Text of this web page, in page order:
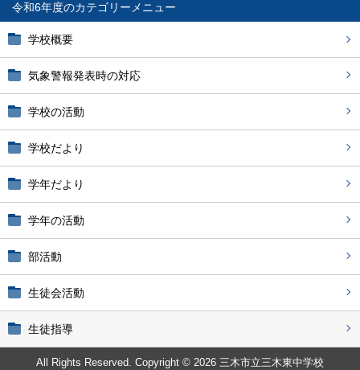
令和6年度
学校概要
気象警報発表時の対応
学校の活動
学校だより
学年だより
学年の活動
部活動
生徒会活動
生徒指導
All Rights Reserved. Copyright © 2026 三木市立三木東中学校